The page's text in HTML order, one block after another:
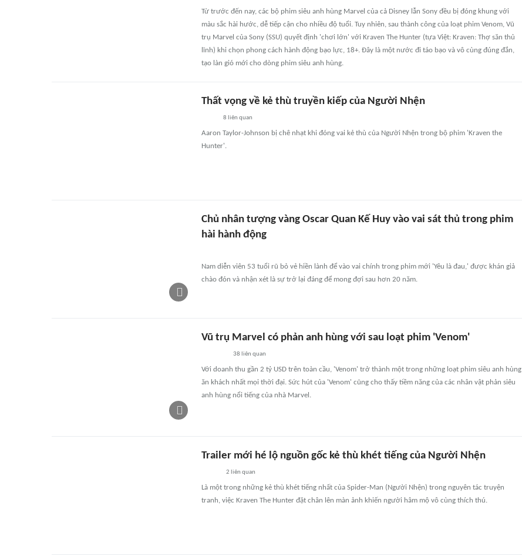
Từ trước đến nay, các bộ phim siêu anh hùng Marvel của cả Disney lẫn Sony đều bị đóng khung với
màu sắc hài hước, dễ tiếp cận cho nhiều độ tuổi. Tuy nhiên, sau thành công của loạt phim Venom, Vũ
trụ Marvel của Sony (SSU) quyết định 'chơi lớn' với Kraven The Hunter (tựa Việt: Kraven: Thợ săn thủ
lĩnh) khi chọn phong cách hành động bạo lực, 18+. Đây là một nước đi táo bạo và vô cùng đúng đắn,
tạo làn gió mới cho dòng phim siêu anh hùng.
Thất vọng về kẻ thù truyền kiếp của Người Nhện
8 liên quan
Aaron Taylor-Johnson bị chê nhạt khi đóng vai kẻ thù của Người Nhện trong bộ phim 'Kraven the
Hunter'.
Chủ nhân tượng vàng Oscar Quan Kế Huy vào vai sát thủ trong phim
hài hành động
Nam diễn viên 53 tuổi rũ bỏ vẻ hiền lành để vào vai chính trong phim mới 'Yêu là đau,' được khán giả
chào đón và nhận xét là sự trở lại đáng để mong đợi sau hơn 20 năm.
Vũ trụ Marvel có phản anh hùng với sau loạt phim 'Venom'
38 liên quan
Với doanh thu gần 2 tỷ USD trên toàn cầu, 'Venom' trở thành một trong những loạt phim siêu anh hùng
ăn khách nhất mọi thời đại. Sức hút của 'Venom' cũng cho thấy tiềm năng của các nhân vật phản siêu
anh hùng nổi tiếng của nhà Marvel.
Trailer mới hé lộ nguồn gốc kẻ thù khét tiếng của Người Nhện
2 liên quan
Là một trong những kẻ thù khét tiếng nhất của Spider-Man (Người Nhện) trong nguyên tác truyện
tranh, việc Kraven The Hunter đặt chân lên màn ảnh khiến người hâm mộ vô cùng thích thú.